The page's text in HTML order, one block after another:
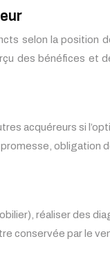
selon la position
des bénéfices et
acquéreurs si
obligation
réaliser des
conservée par le